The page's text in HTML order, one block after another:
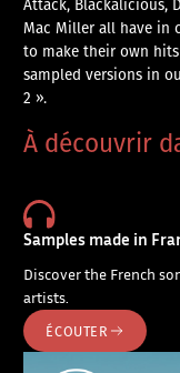
Mac Miller all have in
to make their own
sampled versions in
2 ».
À découvrir
Samples made in
Discover the French
artists.
ÉCOUTER